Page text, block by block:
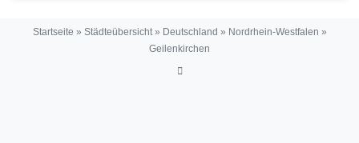
Startseite » Städteübersicht» Deutschland » Nordrhein-Westfalen »
Geilenkirchen